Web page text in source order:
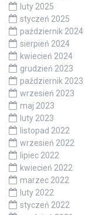
luty 2025
styczeń 2025
październik 2024
sierpień 2024
kwiecień 2024
grudzień 2023
październik 2023
wrzesień 2023
maj 2023
luty 2023
listopad 2022
wrzesień 2022
lipiec 2022
kwiecień 2022
marzec 2022
luty 2022
styczeń 2022